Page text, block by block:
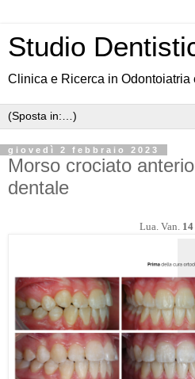
Studio
Clinica e Ricerca in Odontoiatria
giovedì 2 febbraio 2023
Morso crociato
dentale
Lua. Van.